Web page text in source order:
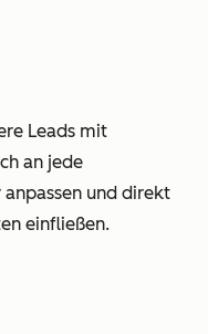
Leads mit
an jede
anpassen und direkt
einfließen.